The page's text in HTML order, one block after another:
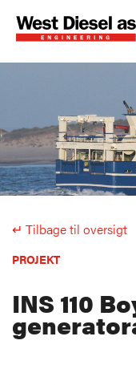
↵ Tilbage til oversigt
PROJEKT
INS 110